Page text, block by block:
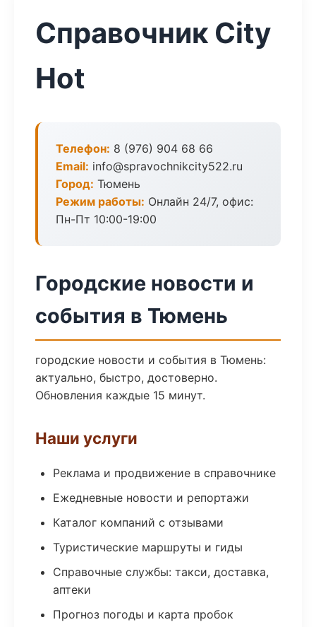
Справочник City
Hot
Телефон: 8 (976) 904 68 66
Email: info@spravochnikcity522.ru
Город: Тюмень
Режим работы: Онлайн 24/7, офис:
Пн-Пт 10:00-19:00
Городские новости и
события в Тюмень
городские новости и события в Тюмень:
актуально, быстро, достоверно.
Обновления каждые 15 минут.
Наши услуги
Реклама и продвижение в справочнике
Ежедневные новости и репортажи
Каталог компаний с отзывами
Туристические маршруты и гиды
Справочные службы: такси, доставка,
аптеки
Прогноз погоды и карта пробок